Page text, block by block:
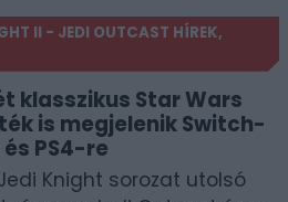
II - JEDI OUTCAST HÍREK,
klasszikus Star Wars
is megjelenik Switch-
és PS4-re
Knight sorozat utolsó